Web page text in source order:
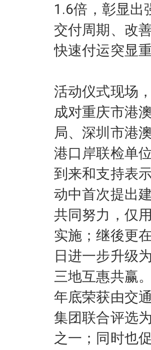
1.6倍，彰显出
交付周期、改
快速付运突显
活动仪式现场
成对重庆市港
局、深圳市港
港口岸联检单
到来和支持表
动中首次提出
共同努力，仅
实施；继後更
日进一步升级
三地互惠共赢
年底荣获由交
集团联合评选
之一；同时也